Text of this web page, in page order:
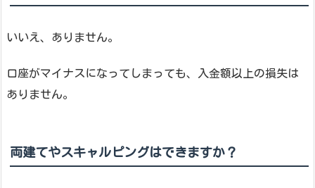
いいえ、ありません。
口座がマイナスになってしまっても、入金額以上の損失は
ありません。
両建てやスキャルピングはできますか？